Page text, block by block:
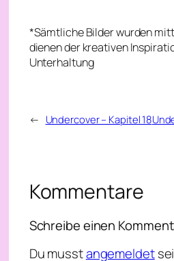
*Sämtliche Bilder wurden
dienen der kreativen
Unterhaltung
← Undercover – Kapitel 18
Kommentare
Schreibe einen
Du musstangemeldet